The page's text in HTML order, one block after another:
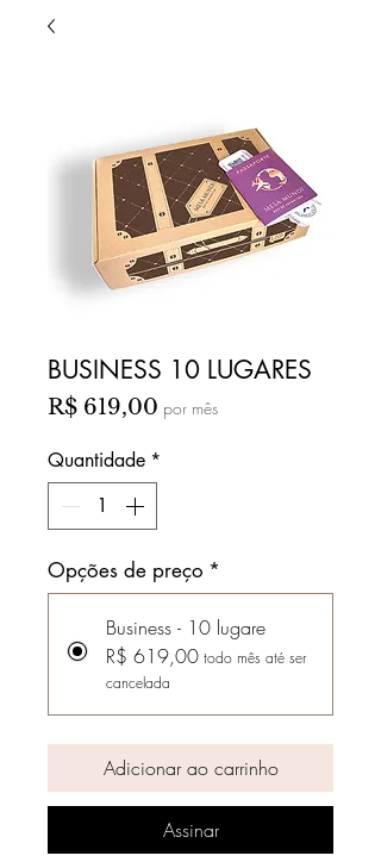
BUSINESS 10 LUGARES
R$ 619,00 Preço
por mês
Quantidade *
Opções de preço *
Business - 10 lugare
R$ 619,00 todo mês até ser
cancelada
Adicionar ao carrinho
Assinar